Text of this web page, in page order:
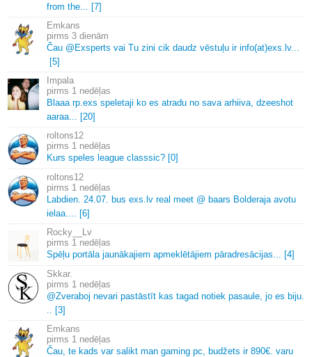
from the.
[7]
Emkans
3 dienām
Čau @Exsperts vai Tu zini cik daudz vēstuļu ir info(at)exs. lv.
[5]
Impala
1 nedēļas
Blaaa rp. exs speletaji ko es atradu no sava arhiiva, dzeeshot
aaraa.
[20]
roltons12
1 nedēļas
Kurs speles league classsic? [0]
roltons12
1 nedēļas
Labdien. 24. 07. bus exs. lv real meet @ baars Bolderaja avotu
ielaa.
[6]
Rocky__Lv
1 nedēļas
Spēļu portāla jaunākajiem apmeklētājiem pāradresācijas.
[4]
Skkar.
1 nedēļas
@Zveraboj nevari pastāstīt kas tagad notiek pasaule, jo es biju.
[3]
Emkans
1 nedēļas
Čau, te kads var salikt man gaming pc, budžets ir 890€. varu